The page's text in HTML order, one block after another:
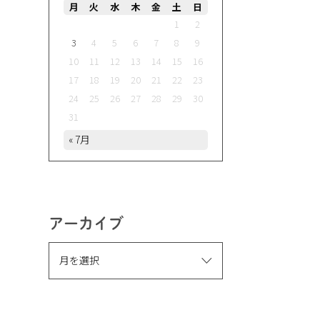
月 火 水 木 金 土
日
1
2
3
4 5 6 7 8
9
10
11 12 13 14 15
16
17
18 19 20 21 22
23
24
25 26 27 28 29
30
31
« 7月
アーカイブ